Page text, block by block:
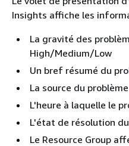
Insights affiche les
La gravité des
High/Medium/Low
Un bref résumé du
La source du problème
L'heure à laquelle le
L'état de résolution
Le Resource Group